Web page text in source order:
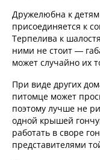
Дружелюбна к детям
присоединяется к
Терпелива к
ними не стоит —
может случайно их
При виде других
питомце может
поэтому лучше не
одной крышей
работать в своре
представителями